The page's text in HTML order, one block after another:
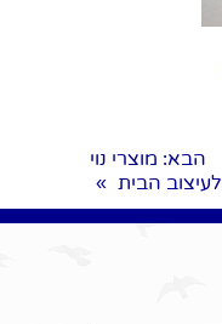
הבא: מוצרי נוי
לעיצוב הבית »